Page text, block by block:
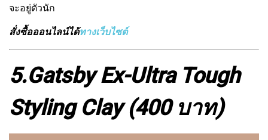
จะอยู่ตัวนัก
สั่งซื้อออนไลน์ได้ทางเว็บไซต์
5.Gatsby Ex-Ultra Tough
Styling Clay (400 บาท)